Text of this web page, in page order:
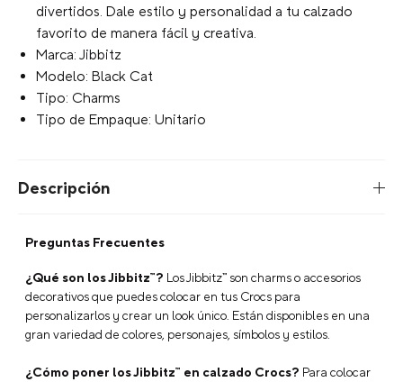
divertidos. Dale estilo y personalidad a tu calzado
favorito de manera fácil y creativa.
Marca: Jibbitz
Modelo: Black Cat
Tipo: Charms
Tipo de Empaque: Unitario
Descripción
Preguntas Frecuentes
¿Qué son los Jibbitz™? Los Jibbitz™ son charms o accesorios
decorativos que puedes colocar en tus Crocs para
personalizarlos y crear un look único. Están disponibles en una
gran variedad de colores, personajes, símbolos y estilos.
¿Cómo poner los Jibbitz™ en calzado Crocs? Para colocar